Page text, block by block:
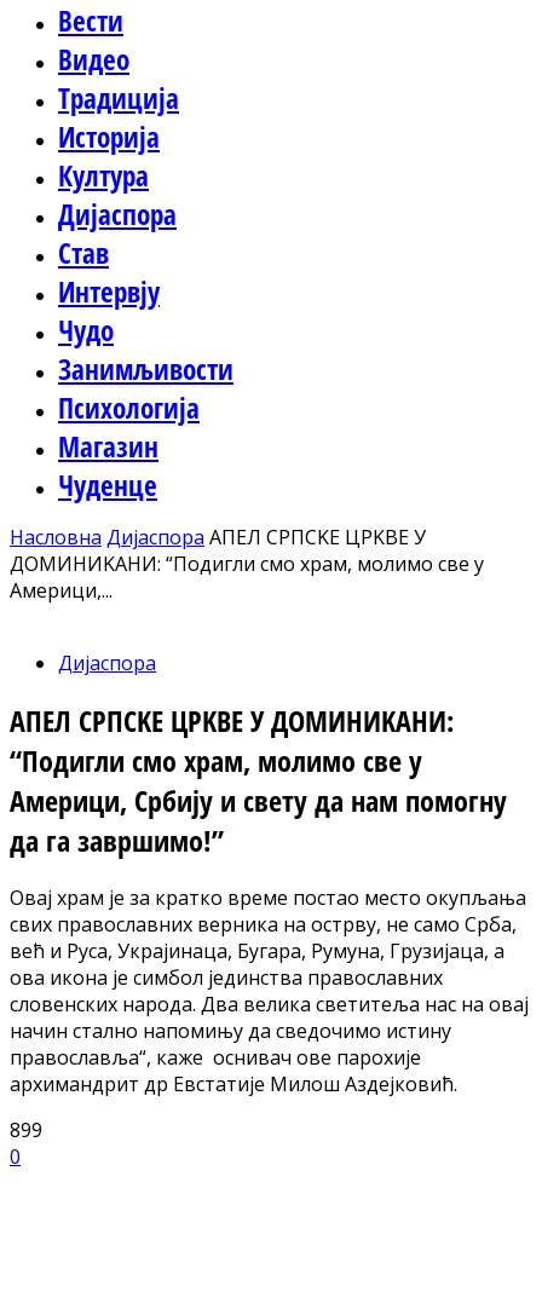
Вести
Видео
Традиција
Историја
Култура
Дијаспора
Став
Интервју
Чудо
Занимљивости
Психологија
Магазин
Чуденце
Насловна Дијаспора АПЕЛ СРПСKЕ ЦРKВЕ У
ДОМИНИKАНИ: “Подигли смо храм, молимо све у
Америци,...
Дијаспора
АПЕЛ СРПСKЕ ЦРKВЕ У ДОМИНИKАНИ:
“Подигли смо храм, молимо све у
Америци, Србију и свету да нам помогну
да га завршимо!”
Овај храм је за кратко време постао место окупљања
свих православних верника на острву, не само Срба,
већ и Руса, Украјинаца, Бугара, Румуна, Грузијаца, а
ова икона је симбол јединства православних
словенских народа. Два велика светитеља нас на овај
начин стално напомињу да сведочимо истину
православља“, каже оснивач ове парохије
архимандрит др Евстатије Милош Аздејковић.
899
0